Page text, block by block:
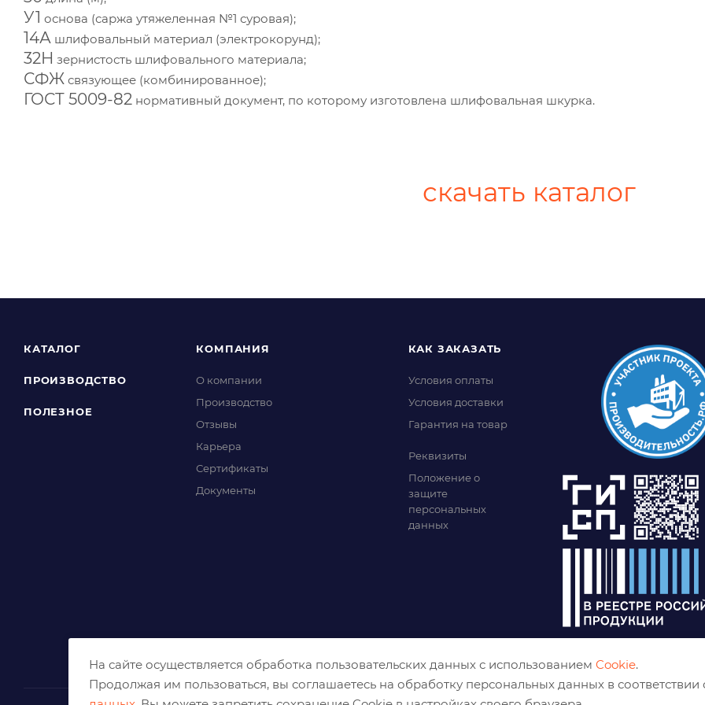
У1 основа (саржа утяжеленная №1 суровая);
14А шлифовальный материал (электрокорунд);
32Н зернистость шлифовального материала;
СФЖ связующее (комбинированное);
ГОСТ 5009-82 нормативный документ, по которому изготовлена шлифовальная шкурка.
скачать каталог
КАТАЛОГ
ПРОИЗВОДСТВО
ПОЛЕЗНОЕ
КОМПАНИЯ
О компании
Производство
Отзывы
Карьера
Сертификаты
Документы
КАК ЗАКАЗАТЬ
Условия оплаты
Условия доставки
Гарантия на товар
Реквизиты
Положение о
защите
персональных
данных
На сайте осуществляется обработка пользовательских данных с использованием Cookie.
Продолжая им пользоваться, вы соглашаетесь на обработку персональных данных в соответствии